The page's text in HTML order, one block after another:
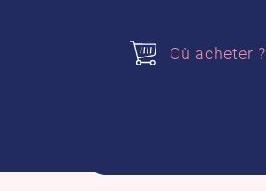
Où acheter ?